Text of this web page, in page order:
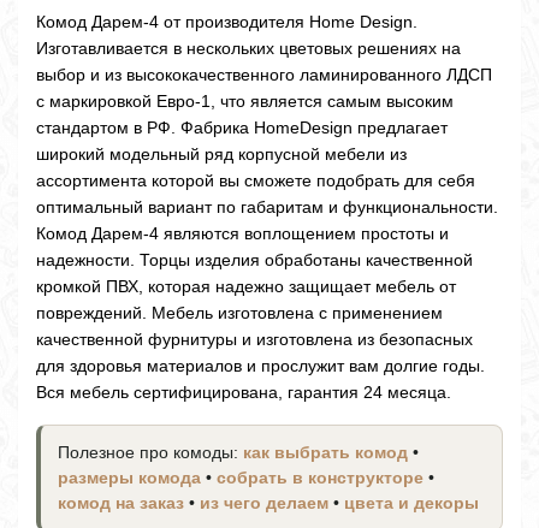
Комод Дарем-4 от производителя Home Design.
Изготавливается в нескольких цветовых решениях на
выбор и из высококачественного ламинированного ЛДСП
с маркировкой Евро-1, что является самым высоким
стандартом в РФ. Фабрика HomeDesign предлагает
широкий модельный ряд корпусной мебели из
ассортимента которой вы сможете подобрать для себя
оптимальный вариант по габаритам и функциональности.
Комод Дарем-4 являются воплощением простоты и
надежности. Торцы изделия обработаны качественной
кромкой ПВХ, которая надежно защищает мебель от
повреждений. Мебель изготовлена с применением
качественной фурнитуры и изготовлена из безопасных
для здоровья материалов и прослужит вам долгие годы.
Вся мебель сертифицирована, гарантия 24 месяца.
Полезное про комоды: как выбрать комод •
размеры комода • собрать в конструкторе •
комод на заказ • из чего делаем • цвета и декоры